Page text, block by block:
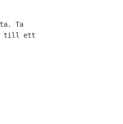
Ta
till ett